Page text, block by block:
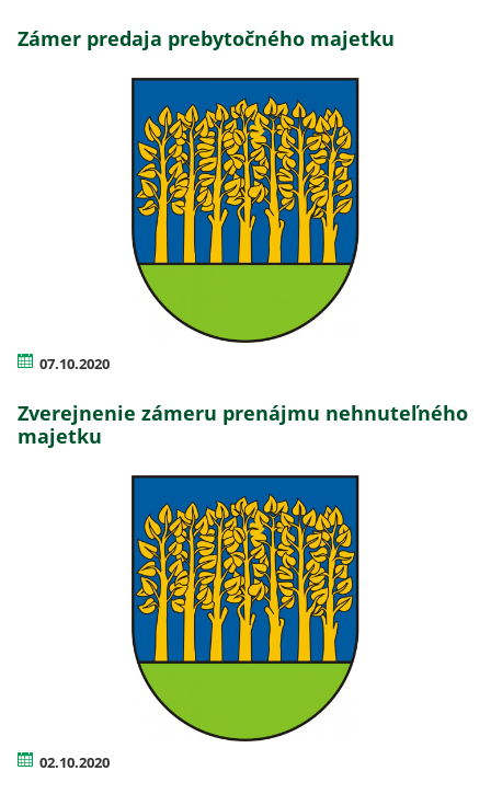
Zámer predaja prebytočného majetku
07.10.2020
Zverejnenie zámeru prenájmu nehnuteľného
majetku
02.10.2020